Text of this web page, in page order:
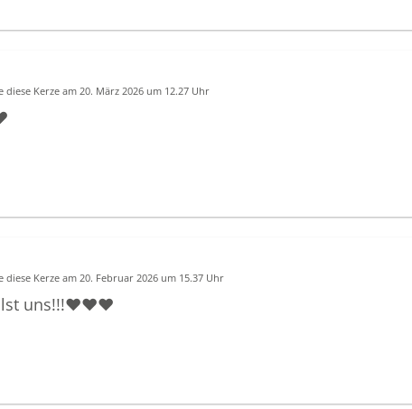
diese Kerze am 20. März 2026 um 12.27 Uhr
diese Kerze am 20. Februar 2026 um 15.37 Uhr
uns!!!❤️❤️❤️